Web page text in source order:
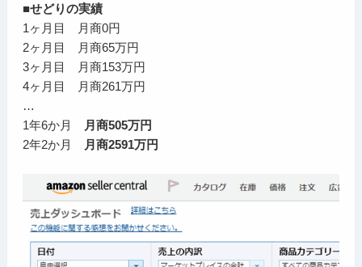
■せどりの実績
1ヶ月目 月商0円
2ヶ月目 月商65万円
3ヶ月目 月商153万円
4ヶ月目 月商261万円
…
1年6か月
月商505万円
2年2か月
月商2591万円